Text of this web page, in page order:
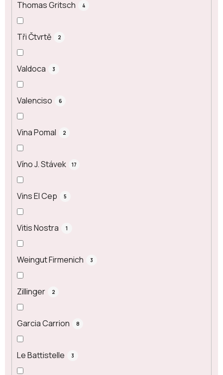
Thomas Gritsch 4
Tři Čtvrtě 2
Valdoca 3
Valenciso 6
Vina Pomal 2
Víno J. Stávek 17
Vins El Cep 5
Vitis Nostra 1
Weingut Firmenich 3
Zillinger 2
Garcia Carrion 8
Le Battistelle 3